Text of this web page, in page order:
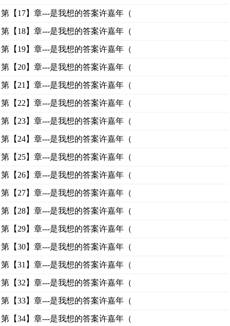
第【17】章---是我想的答案许嘉年（
第【18】章---是我想的答案许嘉年（
第【19】章---是我想的答案许嘉年（
第【20】章---是我想的答案许嘉年（
第【21】章---是我想的答案许嘉年（
第【22】章---是我想的答案许嘉年（
第【23】章---是我想的答案许嘉年（
第【24】章---是我想的答案许嘉年（
第【25】章---是我想的答案许嘉年（
第【26】章---是我想的答案许嘉年（
第【27】章---是我想的答案许嘉年（
第【28】章---是我想的答案许嘉年（
第【29】章---是我想的答案许嘉年（
第【30】章---是我想的答案许嘉年（
第【31】章---是我想的答案许嘉年（
第【32】章---是我想的答案许嘉年（
第【33】章---是我想的答案许嘉年（
第【34】章---是我想的答案许嘉年（